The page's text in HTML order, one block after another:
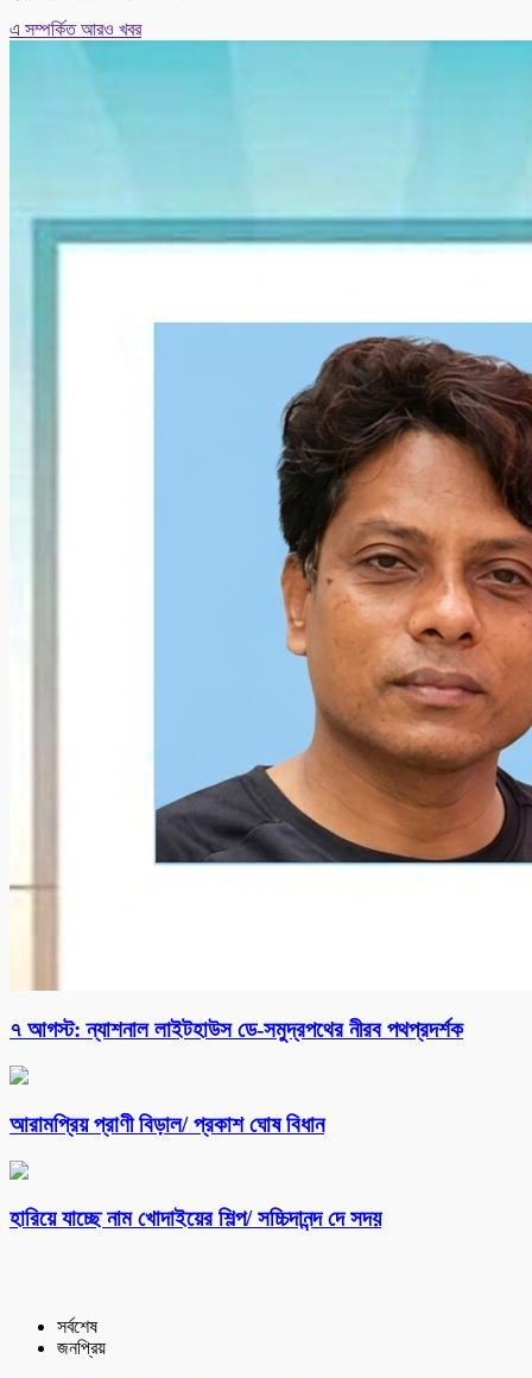
এ সম্পর্কিত আরও খবর
৭ আগস্ট: ন্যাশনাল লাইটহাউস ডে-সমুদ্রপথের নীরব পথপ্রদর্শক
আরামপ্রিয় প্রাণী বিড়াল/ প্রকাশ ঘোষ বিধান
হারিয়ে যাচ্ছে নাম খোদাইয়ের শিল্প/ সচ্চিদানন্দ দে সদয়
সর্বশেষ
জনপ্রিয়